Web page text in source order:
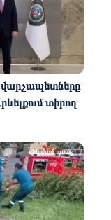
վարչապետները
տիրող
մեկ ժամ առաջ